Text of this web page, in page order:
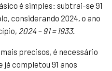
é simples: subtrai-se 91
considerando 2024, o ano
2024 – 91 = 1933.
precisos, é necessário
completou 91 anos